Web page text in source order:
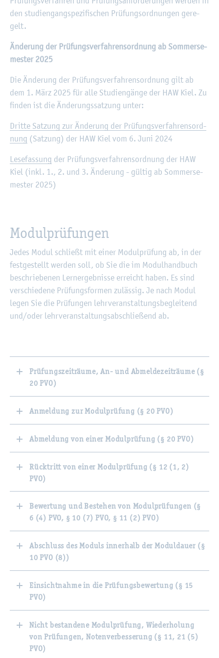
den stu­di­en­gang­spe­zi­fi­schen Prü­fungs­ord­nun­gen ge­re­
gelt.
Än­de­rung der Prü­fungs­ver­fah­rens­ord­nung ab Som­mer­se­
mes­ter 2025
Die Än­de­rung der Prü­fungs­ver­fah­rens­ord­nung gilt ab
dem 1. März 2025 für alle Stu­di­en­gän­ge der HAW Kiel. Zu
fin­den ist die Än­de­rungs­sat­zung unter:
Drit­te Sat­zung zur Än­de­rung der Prü­fungs­ver­fah­rens­ord­
nung (Sat­zung) der HAW Kiel vom 6. Juni 2024
Le­se­fas­sung der Prü­fungs­ver­fah­rens­ord­nung der HAW
Kiel (inkl. 1., 2. und 3. Än­de­rung - gül­tig ab Som­mer­se­
mes­ter 2025)
Mo­dul­prü­fun­gen
Jedes Modul schlie­ßt mit einer Mo­dul­prü­fung ab, in der
fest­ge­stellt wer­den soll, ob Sie die im Mo­dul­hand­buch
be­schrie­be­nen Lern­er­geb­nis­se er­reicht haben. Es sind
ver­schie­de­ne Prü­fungs­for­men zu­läs­sig. Je nach Modul
legen Sie die Prü­fun­gen lehr­ver­an­stal­tungs­be­glei­tend
und/oder lehr­ver­an­stal­tungs­ab­schlie­ßend ab.
Prüfungszeiträume, An- und Abmeldezeiträume (§
20 PVO)
Anmeldung zur Modulprüfung (§ 20 PVO)
Abmeldung von einer Modulprüfung (§ 20 PVO)
Rücktritt von einer Modulprüfung (§ 12 (1, 2)
PVO)
Bewertung und Bestehen von Modulprüfungen (§
6 (4) PVO, § 10 (7) PVO, § 11 (2) PVO)
Abschluss des Moduls innerhalb der Moduldauer (§
10 PVO (8))
Einsichtnahme in die Prüfungsbewertung (§ 15
PVO)
Nicht bestandene Modulprüfung, Wiederholung
von Prüfungen, Notenverbesserung (§ 11, 21 (5)
PVO)